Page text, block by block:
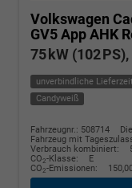
Volkswagen
GV5 App AHK
75 kW (102
unverbindliche
Candyweiß
Fahrzeugnr.: 508714
Fahrzeug mit
Verbrauch kombiniert:
CO2-Klasse:
E
CO2-Emissionen: